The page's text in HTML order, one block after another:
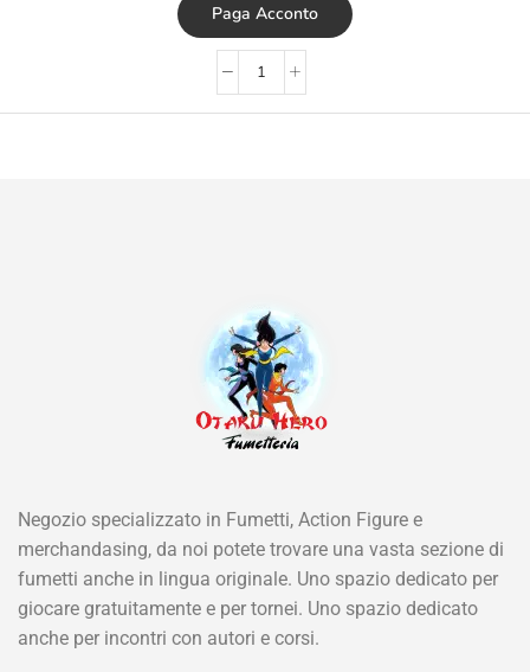
Paga Acconto
Negozio specializzato in Fumetti, Action Figure e
merchandasing, da noi potete trovare una vasta sezione di
fumetti anche in lingua originale. Uno spazio dedicato per
giocare gratuitamente e per tornei. Uno spazio dedicato
anche per incontri con autori e corsi.